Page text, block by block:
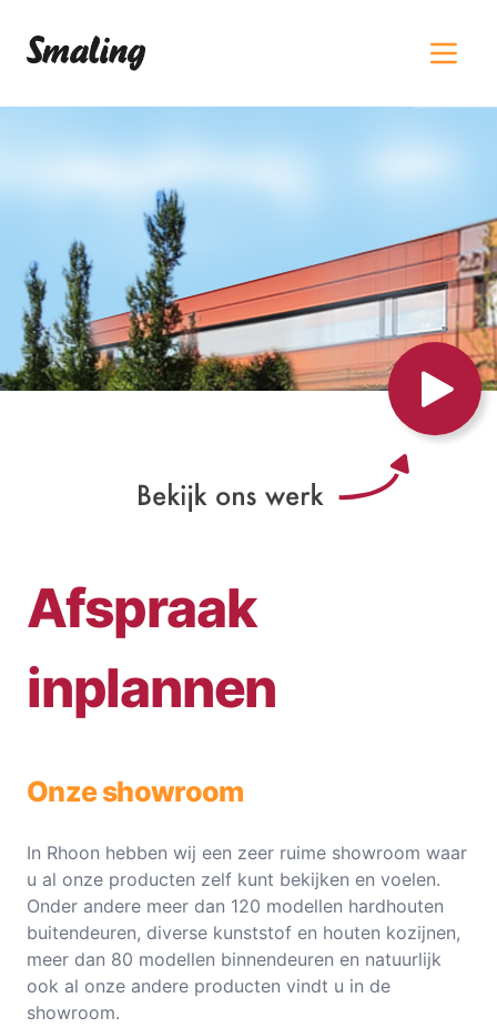
Afspraak
inplannen
Onze showroom
In Rhoon hebben wij een zeer ruime showroom waar
u al onze producten zelf kunt bekijken en voelen.
Onder andere meer dan 120 modellen hardhouten
buitendeuren, diverse kunststof en houten kozijnen,
meer dan 80 modellen binnendeuren en natuurlijk
ook al onze andere producten vindt u in de
showroom.